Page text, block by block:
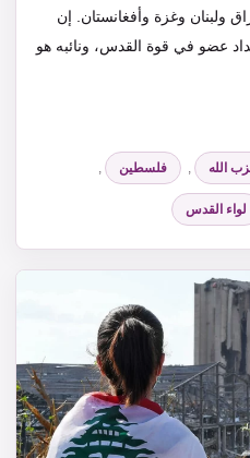
‏ولبنان وغزة وأفغانستان. إن
عضو في قوة القدس، ونائبه هو
الله فلسطين
لواء القدس